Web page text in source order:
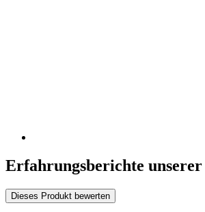
Erfahrungsberichte
Dieses Produkt bewerten